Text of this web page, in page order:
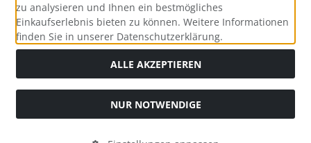
Social Media
Widerrufsformular
zu analysieren und Ihnen ein bestmögliches
Einkaufserlebnis bieten zu können. Weitere Informationen
finden Sie in unserer Datenschutzerklärung.
ALLE AKZEPTIEREN
NUR NOTWENDIGE